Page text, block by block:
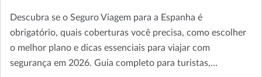
Descubra se o Seguro Viagem para a Espanha é
obrigatório, quais coberturas você precisa, como escolher
o melhor plano e dicas essenciais para viajar com
segurança em 2026. Guia completo para turistas,